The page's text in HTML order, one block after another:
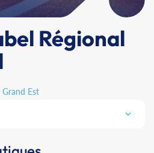
Régional
Est